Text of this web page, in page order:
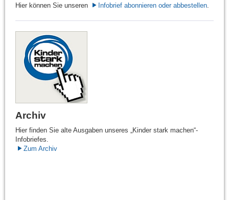
Hier können Sie unseren Infobrief abonnieren oder abbestellen.
Archiv
Hier finden Sie alte Ausgaben unseres „Kinder stark machen“-
Infobriefes.
Zum Archiv